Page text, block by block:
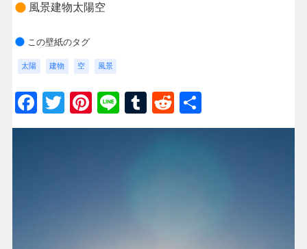
風景建物太陽空
この壁紙のタグ
太陽 建物 空 風景
Facebook
Twitter
Pinterest
LineTumblr
Reddit
有